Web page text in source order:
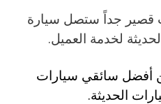
قصير جداً ستصل سيارة
لخدمة العميل.
أفضل سائقي سيارات
الحديثة.